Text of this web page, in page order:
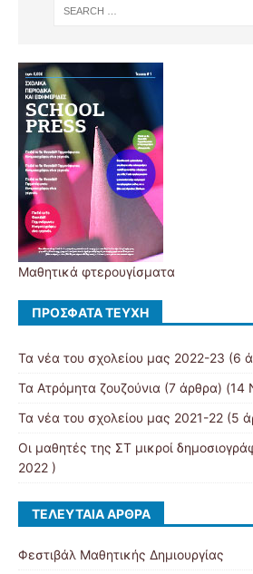
Μαθητικά φτερουγίσματα
ΠΡΌΣΦΑΤΑ ΤΕΎΧΗ
Τα νέα του σχολείου μας 2022-23 (6
Τα Ατρόμητα ζουζούνια (7 άρθρα) (14
Τα νέα του σχολείου μας 2021-22 (5
Οι μαθητές της ΣΤ μικροί
2022 )
ΤΕΛΕΥΤΑΊΑ ΆΡΘΡΑ
Φεστιβάλ Μαθητικής Δημιουργίας